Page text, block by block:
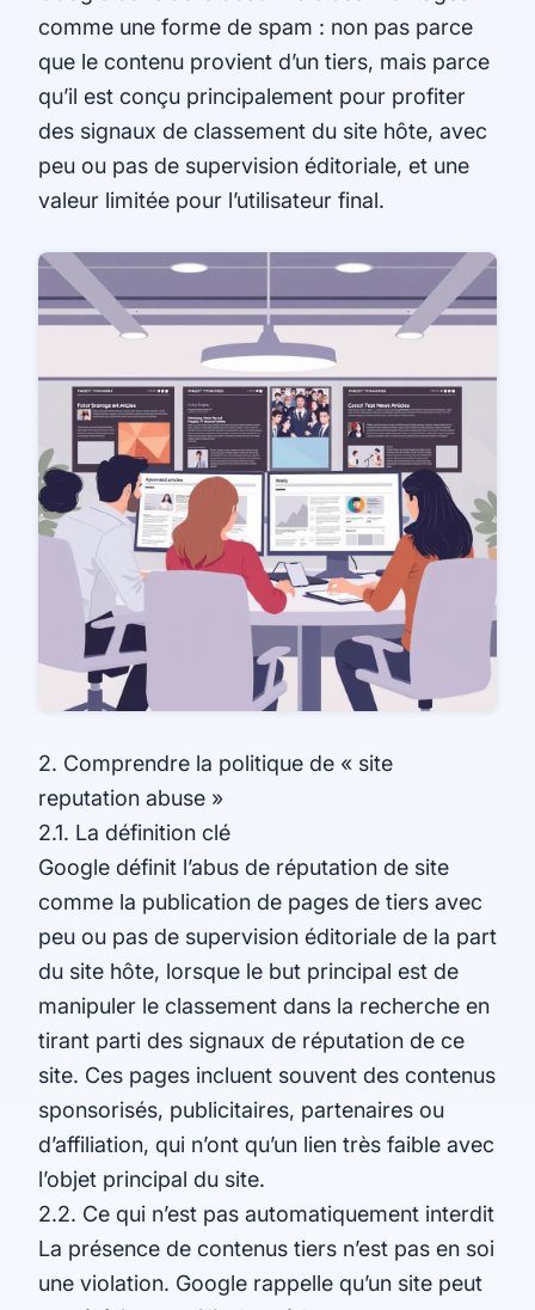
comme une forme de spam : non pas parce
que le contenu provient d’un tiers, mais parce
qu’il est conçu principalement pour profiter
des signaux de classement du site hôte, avec
peu ou pas de supervision éditoriale, et une
valeur limitée pour l’utilisateur final.
2. Comprendre la politique de « site
reputation abuse »
2.1. La définition clé
Google définit l’abus de réputation de site
comme la publication de pages de tiers avec
peu ou pas de supervision éditoriale de la part
du site hôte, lorsque le but principal est de
manipuler le classement dans la recherche en
tirant parti des signaux de réputation de ce
site. Ces pages incluent souvent des contenus
sponsorisés, publicitaires, partenaires ou
d’affiliation, qui n’ont qu’un lien très faible avec
l’objet principal du site.
2.2. Ce qui n’est pas automatiquement interdit
La présence de contenus tiers n’est pas en soi
une violation. Google rappelle qu’un site peut